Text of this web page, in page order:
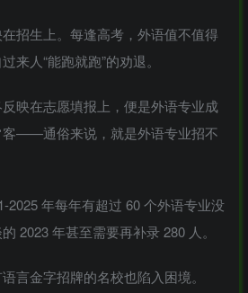
招生上。每逢高考，外语值不值得
来人“能跑就跑”的劝退。
映在志愿填报上，便是外语专业成
客——通俗来说，就是外语专业招不
2025 年每年有超过 60 个外语专业没
2023 年甚至需要再补录 280 人。
言金字招牌的名校也陷入困境。